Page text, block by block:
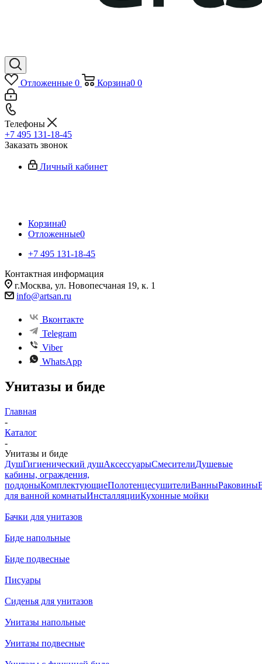
Отложенные 0 Корзина0 0
Телефоны
+7 495 131-18-45
Заказать звонок
Личный кабинет
Корзина0
Отложенные0
+7 495 131-18-45
Контактная информация
г.Москва, ул. Новопесчаная 19, к. 1
info@artsan.ru
Вконтакте
Telegram
Viber
WhatsApp
Унитазы и биде
Главная
-
Каталог
-
Унитазы и биде
ДушГигиенический душАксессуарыСмесителиДушевые
кабины, ограждения,
поддоныКомплектующиеПолотенцесушителиВанныРаковины
для ванной комнатыИнсталляцииКухонные мойки
Бачки для унитазов
Биде напольные
Биде подвесные
Писуары
Сиденья для унитазов
Унитазы напольные
Унитазы подвесные